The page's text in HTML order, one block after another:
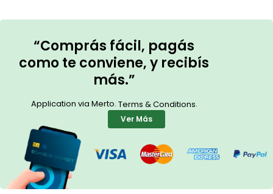
“Comprás fácil, pagás
como te conviene, y recibís
más.”
Application via Merto. Terms & Conditions.
Ver Más